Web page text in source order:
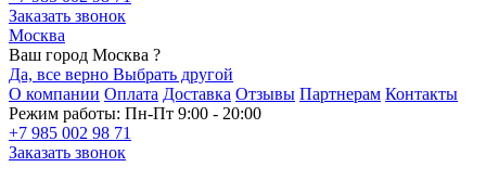
Заказать звонок
Москва
Ваш город Москва ?
Да, все верно Выбрать другой
О компании Оплата Доставка Отзывы Партнерам Контакты
Режим работы: Пн-Пт 9:00 - 20:00
+7 985 002 98 71
Заказать звонок